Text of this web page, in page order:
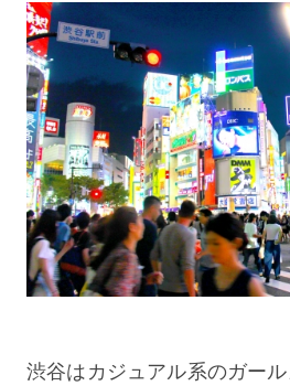
渋谷はカジュアル系のガー